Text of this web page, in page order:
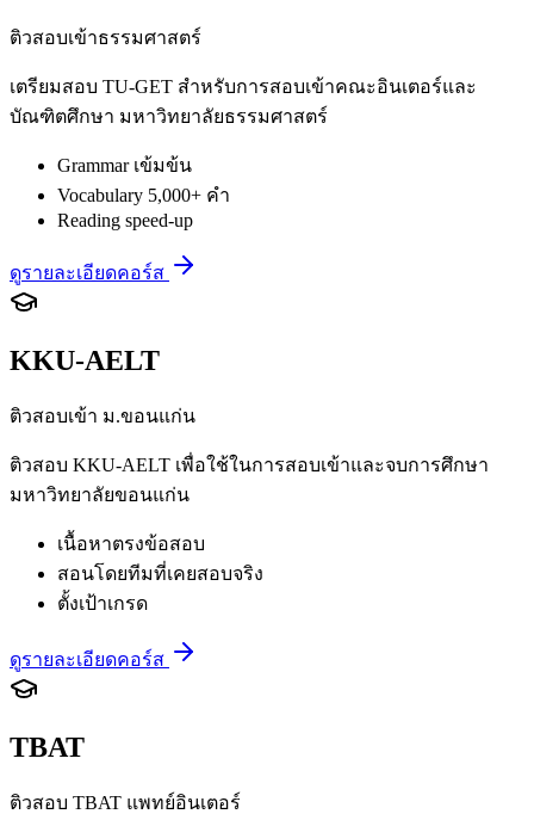
ติวสอบเข้าธรรมศาสตร์
เตรียมสอบ TU-GET สำหรับการสอบเข้าคณะอินเตอร์และ
บัณฑิตศึกษา มหาวิทยาลัยธรรมศาสตร์
Grammar เข้มข้น
Vocabulary 5,000+ คำ
Reading speed-up
ดูรายละเอียดคอร์ส
KKU-AELT
ติวสอบเข้า ม.ขอนแก่น
ติวสอบ KKU-AELT เพื่อใช้ในการสอบเข้าและจบการศึกษา
มหาวิทยาลัยขอนแก่น
เนื้อหาตรงข้อสอบ
สอนโดยทีมที่เคยสอบจริง
ตั้งเป้าเกรด
ดูรายละเอียดคอร์ส
TBAT
ติวสอบ TBAT แพทย์อินเตอร์